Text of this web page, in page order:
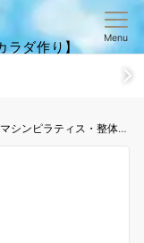
ラダ作り】
Menu
ご来店からお帰りまでの
体│根本改善と体幹トレーニング